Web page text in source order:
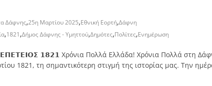
Δάφνης,25η Μαρτίου 2025,Εθνική Εορτή,Δάφνη
,1821,Δήμος Δάφνης - Υμηττού,Δημότες,Πολίτες,Ενημέρωση
𝟭𝟴𝟮𝟭 Χρόνια Πολλά Ελλάδα! Χρόνια Πολλά στη
1821, τη σημαντικότερη στιγμή της ιστορίας μας. Την